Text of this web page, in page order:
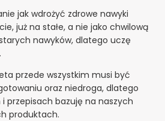
jak wdrożyć zdrowe nawyki
już na stałe, a nie jako chwilową
nawyków, dlatego uczę
przede wszystkim musi być
oraz niedroga, dlatego
i przepisach bazuję na naszych
produktach.